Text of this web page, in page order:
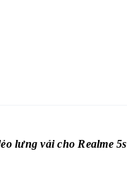
lưng vải cho Realme 5s